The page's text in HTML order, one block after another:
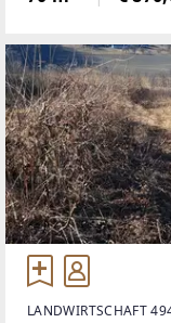
LANDWIRTSCHAFT